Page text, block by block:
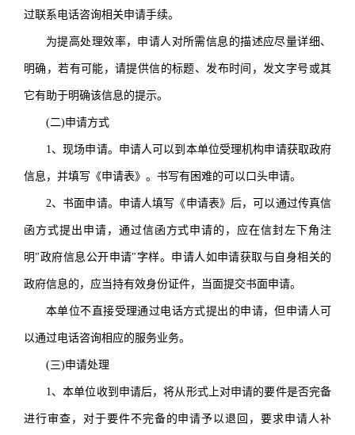
过联系电话咨询相关申请手续。
为提高处理效率，申请人对所需信息的描述应尽量详细、
明确，若有可能，请提供信的标题、发布时间，发文字号或其
它有助于明确该信息的提示。
(二)申请方式
1、现场申请。申请人可以到本单位受理机构申请获取政府
信息，并填写《申请表》。书写有困难的可以口头申请。
2、书面申请。申请人填写《申请表》后，可以通过传真信
函方式提出申请，通过信函方式申请的，应在信封左下角注
明"政府信息公开申请"字样。申请人如申请获取与自身相关的
政府信息的，应当持有效身份证件，当面提交书面申请。
本单位不直接受理通过电话方式提出的申请，但申请人可
以通过电话咨询相应的服务业务。
(三)申请处理
1、本单位收到申请后，将从形式上对申请的要件是否完备
进行审查，对于要件不完备的申请予以退回，要求申请人补